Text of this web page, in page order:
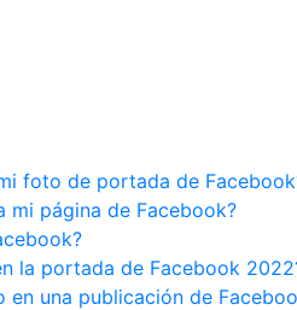
foto de portada de
mi página de Facebook?
la portada de Facebook
una publicación de